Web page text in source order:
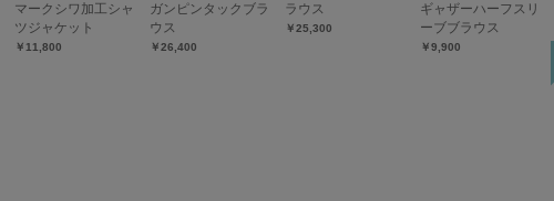
マークシワ加工シャ
ツジャケット
￥11,800
ガンピンタックブラ
ウス
￥26,400
ラウス
￥25,300
ギャザーハーフスリ
ーブブラウス
￥9,900